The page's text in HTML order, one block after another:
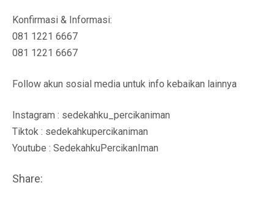
Konfirmasi & Informasi:
081 1221 6667
081 1221 6667
Follow akun sosial media untuk info kebaikan lainnya
Instagram : sedekahku_percikaniman
Tiktok : sedekahkupercikaniman
Youtube : SedekahkuPercikanIman
Share: